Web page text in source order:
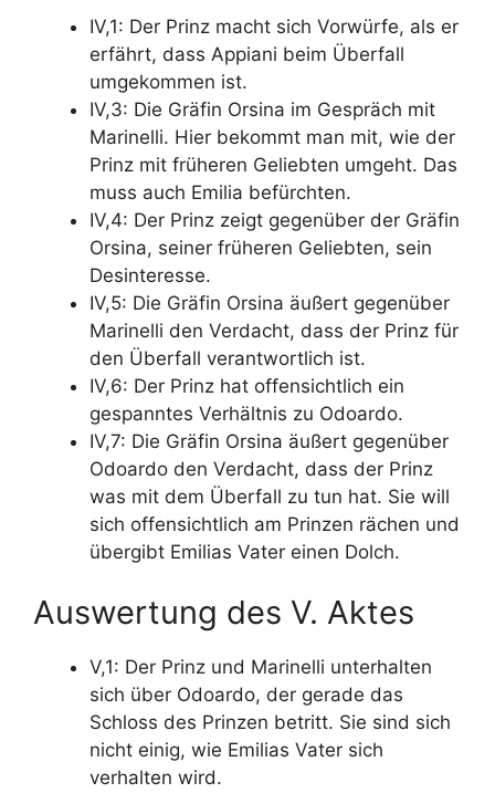
IV,1: Der Prinz macht sich Vorwürfe, als er
erfährt, dass Appiani beim Überfall
umgekommen ist.
IV,3: Die Gräfin Orsina im Gespräch mit
Marinelli. Hier bekommt man mit, wie der
Prinz mit früheren Geliebten umgeht. Das
muss auch Emilia befürchten.
IV,4: Der Prinz zeigt gegenüber der Gräfin
Orsina, seiner früheren Geliebten, sein
Desinteresse.
IV,5: Die Gräfin Orsina äußert gegenüber
Marinelli den Verdacht, dass der Prinz für
den Überfall verantwortlich ist.
IV,6: Der Prinz hat offensichtlich ein
gespanntes Verhältnis zu Odoardo.
IV,7: Die Gräfin Orsina äußert gegenüber
Odoardo den Verdacht, dass der Prinz
was mit dem Überfall zu tun hat. Sie will
sich offensichtlich am Prinzen rächen und
übergibt Emilias Vater einen Dolch.
Auswertung des V. Aktes
V,1: Der Prinz und Marinelli unterhalten
sich über Odoardo, der gerade das
Schloss des Prinzen betritt. Sie sind sich
nicht einig, wie Emilias Vater sich
verhalten wird.